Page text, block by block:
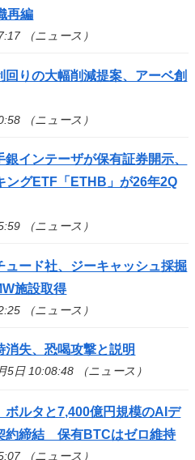
再編
（ニュース）
回りの大幅削減提案、アーベ創
（ニュース）
インテーザが保有証券開示、
ングETF「ETHB」が26年2Q
（ニュース）
ュード社、ジーキャッシュ採掘
施設取得
（ニュース）
消失、恐喝攻撃と説明
5日 10:08:48 （ニュース）
ボルタと7,400億円規模のAIデ
約締結 保有BTCはゼロ維持
（ニュース）